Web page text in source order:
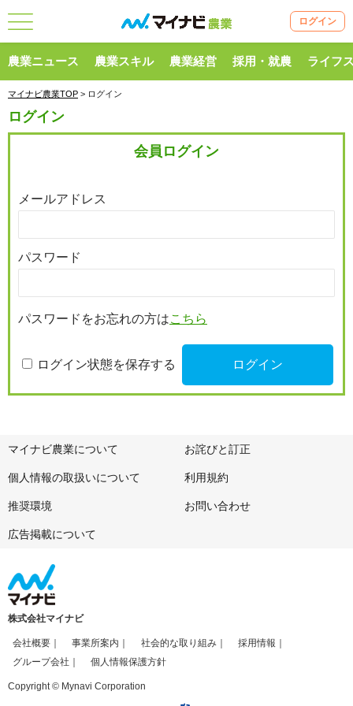
ログイン
農業ニュース 農業スキル 農業経営 採用・就農 ライフ
マイナビ農業TOP > ログイン
ログイン
会員ログイン
メールアドレス
パスワード
パスワードをお忘れの方はこちら
ログイン状態を保存する
マイナビ農業について お詫びと訂正
個人情報の取扱いについて 利用規約
推奨環境 お問い合わせ
広告掲載について
株式会社マイナビ
会社概要 事業所案内 社会的な取り組み
採用情報
グループ会社
個人情報保護方針
Copyright © Mynavi Corporation